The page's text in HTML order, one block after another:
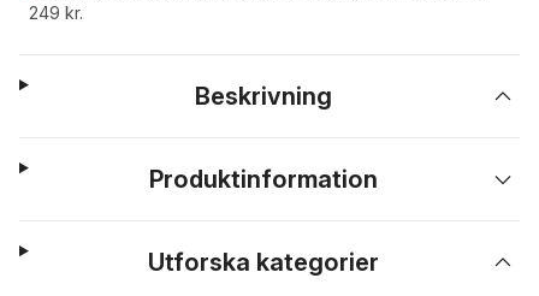
249 kr.
Beskrivning
Produktinformation
Utforska kategorier